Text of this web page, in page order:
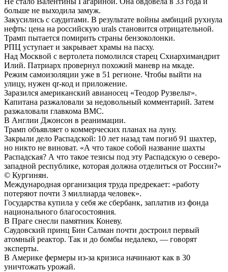
больше не выходила замуж.
Закусились с саудитами. В результате войны амбиций рухнула
нефть: цена на российскую urals становится отрицательной.
Трамп пытается помирить страны бензоколонки.
РПЦ уступает и закрывает храмы на пасху.
Над Москвой с вертолета помолился старец Схиархимандрит
Илий. Патриарх провернул похожий маневр на мкаде.
Режим самоизоляции уже в 51 регионе. Чтобы выйти на
улицу, нужен qr-код и приложение.
Заразился американский авианосец «Теодор Рузвельт».
Капитана разжаловали за недовольный комментарий. Затем
разжаловали главкома ВМС.
В Англии Джонсон в реанимации.
Трамп объявляет о коммерческих планах на луну.
Закрыли дело Распадской: 10 лет назад там погиб 91 шахтер,
но никто не виноват. «А что такое собой название шахты
Распадская? А что такое тезисы под эту Распадскую о северо-
западной республике, которая должна отделиться от России?»
© Кургинян.
Международная организация труда предрекает: «работу
потеряют почти 3 миллиарда человек».
Государства купила у себя же сбербанк, заплатив из фонда
национального благосостояния.
В Праге снесли памятник Коневу.
Саудовский принц Бин Салман почти достроил первый
атомный реактор. Так и до бомбы недалеко, — говорят
эксперты.
В Америке фермеры из-за кризиса начинают как в 30
уничтожать урожай.